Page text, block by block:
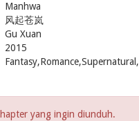
Manhwa
风起苍岚
Gu Xuan
2015
Fantasy,Romance,Supernatural,
yang ingin diunduh.